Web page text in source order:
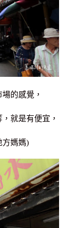
的感覺，
就是有便宜，
方媽媽)